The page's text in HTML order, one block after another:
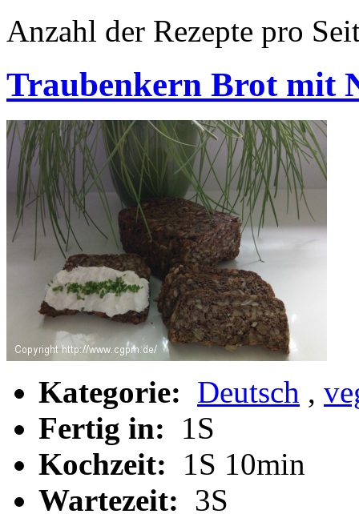
Anzahl der Rezepte pro
Traubenkern Brot mit
Kategorie: Deutsch ,
Fertig in:
1S
Kochzeit:
1S 10min
Wartezeit: 3S